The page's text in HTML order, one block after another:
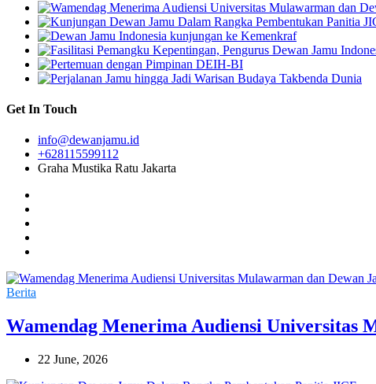
Get In Touch
info@dewanjamu.id
+628115599112
Graha Mustika Ratu Jakarta
Berita
Wamendag Menerima Audiensi Universitas
22 June, 2026